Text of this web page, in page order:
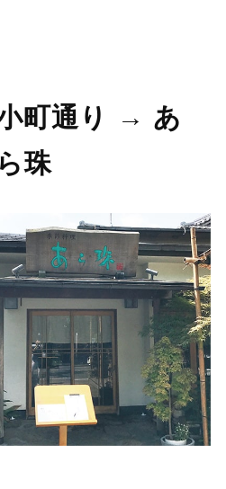
町通り → あ
ら珠